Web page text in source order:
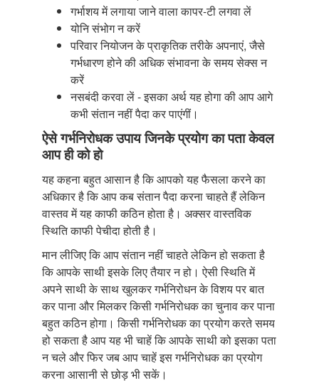
गर्भाशय में लगाया जाने वाला कापर-टी लगवा लें
योनि संभोग न करें
परिवार नियोजन के प्राकृतिक तरीके अपनाएं, जैसे
गर्भधारण होने की अधिक संभावना के समय सेक्स न
करें
नसबंदी करवा लें - इसका अर्थ यह होगा की आप आगे
कभी संतान नहीं पैदा कर पाएंगीं।
ऐसे गर्भनिरोधक उपाय जिनके प्रयोग का पता केवल
आप ही को हो
यह कहना बहुत आसान है कि आपको यह फैसला करने का
अधिकार है कि आप कब संतान पैदा करना चाहते हैं लेकिन
वास्तव में यह काफी कठिन होता है। अक्सर वास्तविक
स्थिति काफी पेचीदा होती है।
मान लीजिए कि आप संतान नहीं चाहते लेकिन हो सकता है
कि आपके साथी इसके लिए तैयार न हो। ऐसी स्थिति में
अपने साथी के साथ खुलकर गर्भनिरोधन के विशय पर बात
कर पाना और मिलकर किसी गर्भनिरोधक का चुनाव कर पाना
बहुत कठिन होगा। किसी गर्भनिरोधक का प्रयोग करते समय
हो सकता है आप यह भी चाहें कि आपके साथी को इसका पता
न चले और फिर जब आप चाहें इस गर्भनिरोधक का प्रयोग
करना आसानी से छोड़ भी सकें।